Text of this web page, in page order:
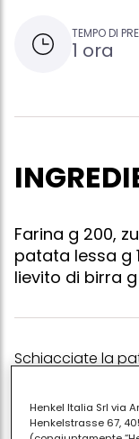
TEMPO DI
1 ora
Farina g 200,
patata lessa g
lievito di birra
Schiacciate la
sale. lasciate
preparate un
Henkel Italia Srl via
Henkelstrasse 67,